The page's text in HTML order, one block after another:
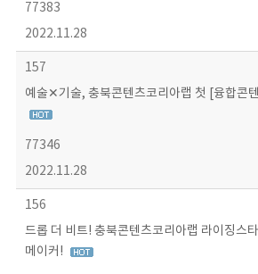
77383
2022.11.28
157
예술✕기술, 충북콘텐츠코리아랩 첫 [융합콘
77346
2022.11.28
156
드롭 더 비트! 충북콘텐츠코리아랩 라이징스
메이커!